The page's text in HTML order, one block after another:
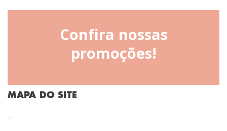
Confira nossas
promoções!
MAPA DO SITE